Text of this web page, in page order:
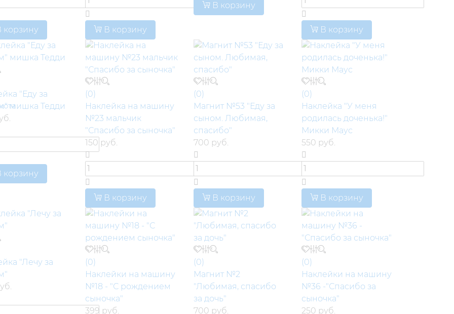
корзину В корзину
В корзину
В корзину
"Еду за
мишка Тедди
корзину
(0)
Наклейка на машину
№23 мальчик
"Спасибо за сыночка"
150 руб.
В корзину
(0)
Магнит №53 "Еду за
сыном. Любимая,
спасибо"
700 руб.
В корзину
(0)
Наклейка "У меня
родилась доченька!"
Микки Маус
550 руб.
В корзину
"Лечу за
(0)
Наклейки на машину
№18 - "С рождением
сыночка"
399 руб.
(0)
Магнит №2
"Любимая, спасибо
за дочь"
700 руб.
(0)
Наклейки на машину
№36 -"Спасибо за
сыночка"
250 руб.